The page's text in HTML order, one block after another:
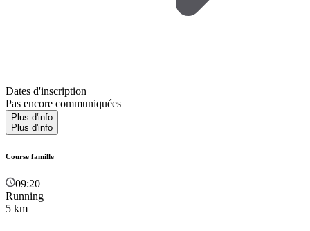
Dates d'inscription
Pas encore communiquées
Plus d'info
Plus d'info
Course famille
09:20
Running
5 km